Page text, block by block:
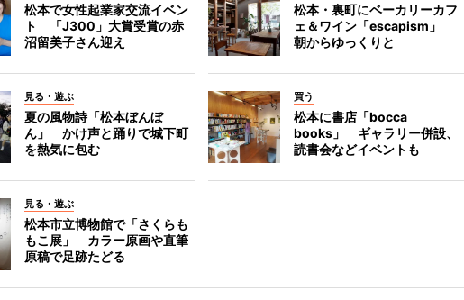
松本で女性起業家交流イベン
ト 「J300」大賞受賞の赤
沼留美子さん迎え
松本・裏町にベーカリーカフ
ェ＆ワイン「escapism」
朝からゆっくりと
見る・遊ぶ
夏の風物詩「松本ぼんぼ
ん」 かけ声と踊りで城下町
を熱気に包む
買う
松本に書店「bocca
books」 ギャラリー併設、
読書会などイベントも
見る・遊ぶ
松本市立博物館で「さくらも
もこ展」 カラー原画や直筆
原稿で足跡たどる